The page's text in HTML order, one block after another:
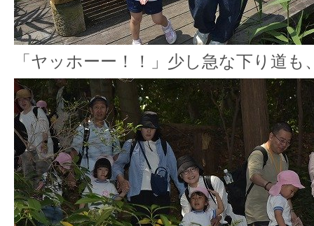
「ヤッホーー！！」少し急な下り道